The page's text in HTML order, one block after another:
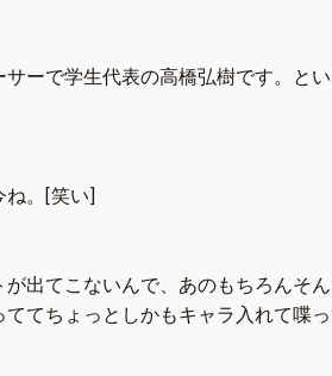
で学生代表の高橋弘樹です。と
ね。[笑い]
出てこないんで、あのもちろんそ
てちょっとしかもキャラ入れて喋